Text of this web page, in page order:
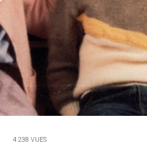
4 238 VUES